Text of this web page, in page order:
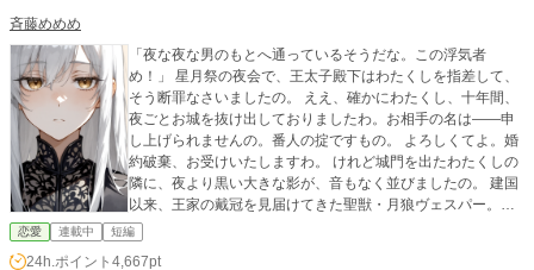
斉藤めめめ
「夜な夜な男のもとへ通っているそうだな。この浮気者
め！」 星月祭の夜会で、王太子殿下はわたくしを指差して、
そう断罪なさいましたの。 ええ、確かにわたくし、十年間、
夜ごとお城を抜け出しておりましたわ。お相手の名は――申
し上げられませんの。番人の掟ですもの。 よろしくてよ。婚
約破棄、お受けいたしますわ。 けれど城門を出たわたくしの
隣に、夜より黒い大きな影が、音もなく並びましたの。 建国
以来、王家の戴冠を見届けてきた聖獣・月狼ヴェスパー。わ
たくしが夜ごと通っていた「お相手」ですわ。 あら、いけま
せんわ。あなたが出て行ったら、この国、次の戴冠ができま
恋愛 連載中 短編
24h.ポイント 4,667pt